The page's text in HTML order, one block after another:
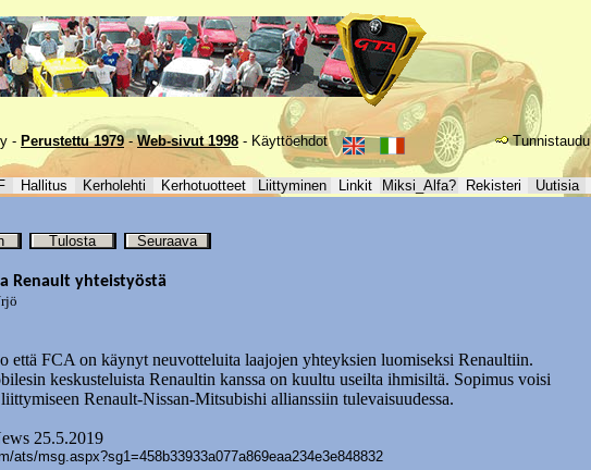
- Perustettu 1979-Web-sivut 1998 - Käyttöehdot Tunnistaudu
Hallitus Kerholehti Kerhotuotteet Liittyminen Linkit Miksi_Alfa? Rekisteri Uutisia
Tulosta Seuraava
Renault yhteistyöstä
että FCA on käynyt neuvotteluita laajojen yhteyksien luomiseksi Renaultiin.
keskusteluista Renaultin kanssa on kuultu useilta ihmisiltä. Sopimus voisi
Renault-Nissan-Mitsubishi allianssiin tulevaisuudessa.
25.5.2019
ats/msg.aspx?sg1=458b33933a077a869eaa234e3e848832